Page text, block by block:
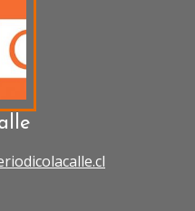
DÍAZ
ZOLEZZI